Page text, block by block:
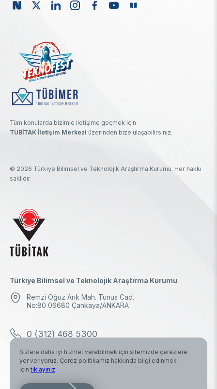
Tüm konularda bizimle iletişime geçmek için
TÜBİTAK İletişim Merkezi üzerinden bize ulaşabilirsiniz.
© 2026 Türkiye Bilimsel ve Teknolojik Araştırma Kurumu. Her hakkı
saklıdır.
Türkiye Bilimsel ve Teknolojik Araştırma Kurumu
Remzi Oğuz Arık Mah. Tunus Cad.
No:80 06680 Çankaya/ANKARA
0 (312) 468 5300
0 (312) 298 1000
tubitak.baskanlik@tubitak.hs03.kep.tr
Sizlere daha iyi hizmet verebilmek için sitemizde çerezlere
yer veriyoruz. Çerez politikamız hakkında bilgi edinmek
için tıklayınız.